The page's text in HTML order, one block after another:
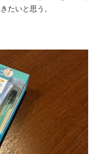
たいと思う。